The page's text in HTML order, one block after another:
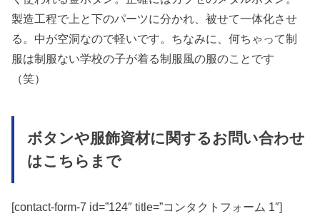
製造工程で上と下のパーツに分かれ、被せて一体化させ
る。中が空洞なので軽いです。ちなみに、何ちゃって制
服は制服ない学校の子が着る制服風の服のことです
（笑）
ボタンや服飾資材に関するお問い合わせ
はこちらまで
[contact-form-7 id=”124″ title=”コンタクトフォーム 1″]